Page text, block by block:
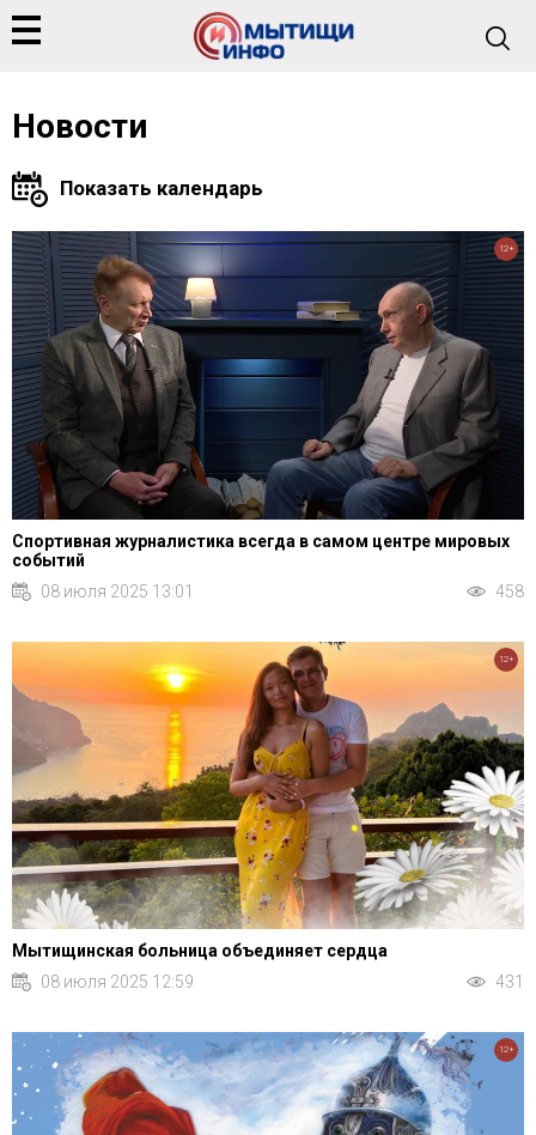
Новости
Спортивная журналистика всегда в самом центре мировых
событий
08 июля 2025 13:01
458
12+
Мытищинская больница объединяет сердца
08 июля 2025 12:59
431
12+
12+